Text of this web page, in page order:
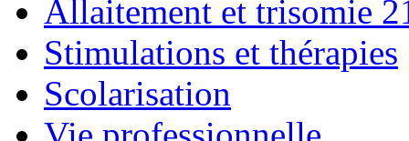
Allaitement et trisomie
Stimulations et thérapies
Scolarisation